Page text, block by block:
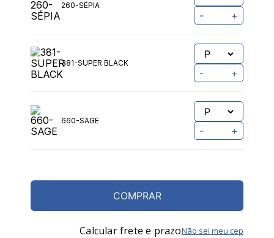
260-SÉPIA
- +
381-SUPER BLACK
- +
660-SAGE
- +
COMPRAR
Calcular frete e prazoNão sei meu cep